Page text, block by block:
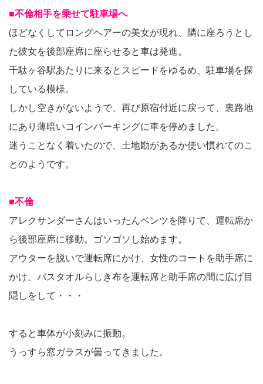
■不倫相手を乗せて駐車場へ
ほどなくしてロングヘアーの美女が現れ、隣に座ろうとし
た彼女を後部座席に座らせると車は発進。
千駄ヶ谷駅あたりに来るとスピードをゆるめ、駐車場を探
している模様。
しかし空きがないようで、再び原宿付近に戻って、裏路地
にあり薄暗いコインパーキングに車を停めました。
迷うことなく着いたので、土地勘があるか使い慣れてのこ
とのようです。
■不倫
アレクサンダーさんはいったんベンツを降りて、運転席か
ら後部座席に移動。ゴソゴソし始めます。
アウターを脱いで運転席にかけ、女性のコートを助手席に
かけ、バスタオルらしき布を運転席と助手席の間に広げ目
隠しをして・・・
すると車体が小刻みに振動。
うっすら窓ガラスが曇ってきました。